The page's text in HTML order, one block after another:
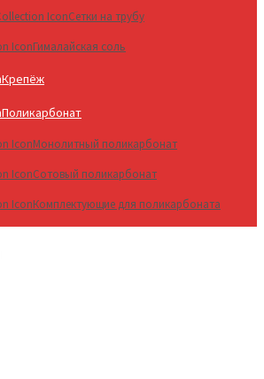
Сетки на трубу
Гималайская соль
Крепёж
Поликарбонат
Монолитный поликарбонат
Сотовый поликарбонат
Комплектующие для поликарбоната